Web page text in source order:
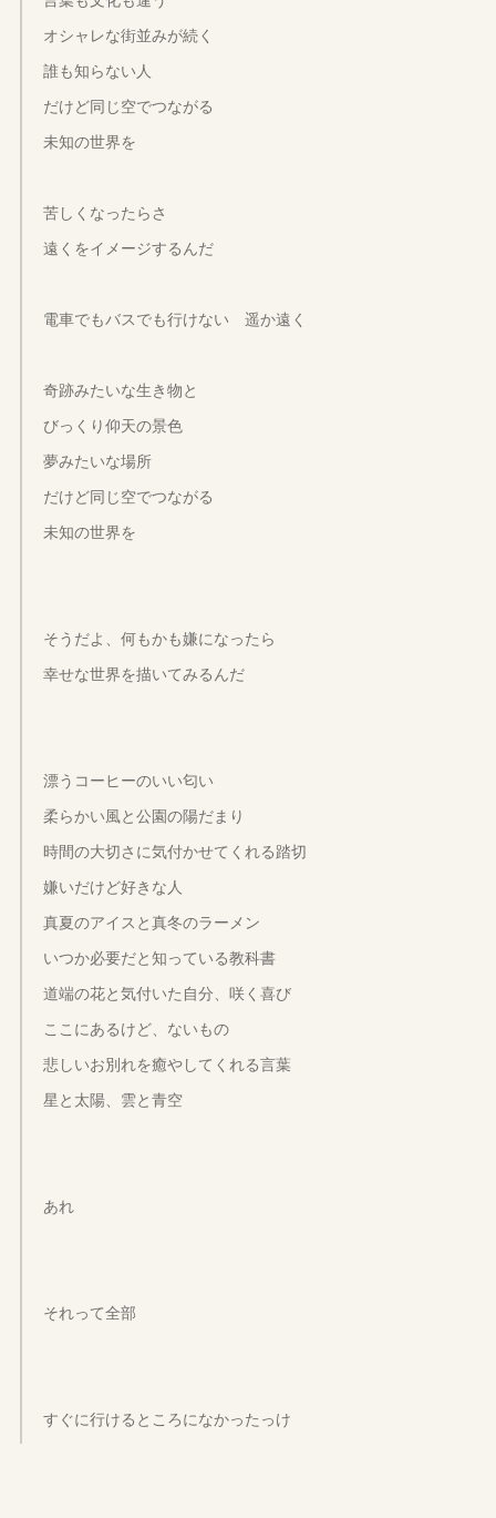
オシャレな街並みが続く
誰も知らない人
だけど同じ空でつながる
未知の世界を
苦しくなったらさ
遠くをイメージするんだ
電車でもバスでも行けない 遥か遠く
奇跡みたいな生き物と
びっくり仰天の景色
夢みたいな場所
だけど同じ空でつながる
未知の世界を
そうだよ、何もかも嫌になったら
幸せな世界を描いてみるんだ
漂うコーヒーのいい匂い
柔らかい風と公園の陽だまり
時間の大切さに気付かせてくれる踏切
嫌いだけど好きな人
真夏のアイスと真冬のラーメン
いつか必要だと知っている教科書
道端の花と気付いた自分、咲く喜び
ここにあるけど、ないもの
悲しいお別れを癒やしてくれる言葉
星と太陽、雲と青空
あれ
それって全部
すぐに行けるところになかったっけ